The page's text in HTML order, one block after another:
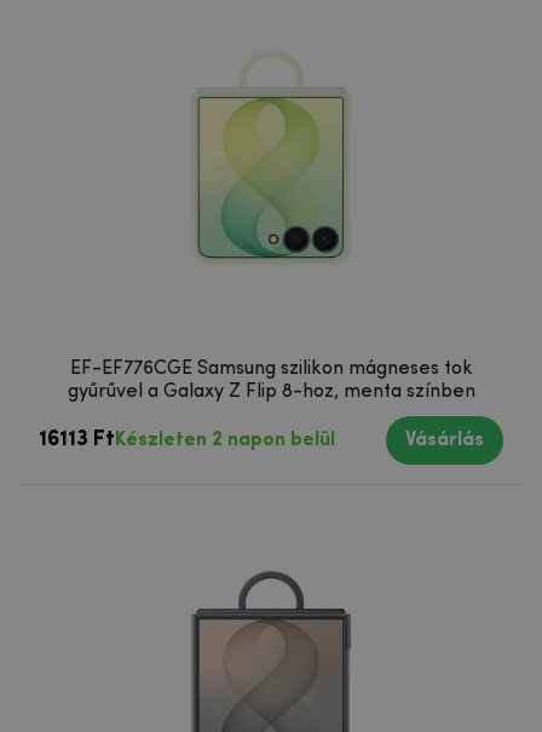
EF-EF776CGE Samsung szilikon mágneses tok
gyűrűvel a Galaxy Z Flip 8-hoz, menta színben
16113 Ft Készleten 2 napon belül Vásárlás